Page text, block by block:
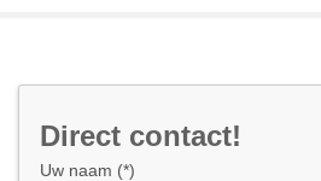
Direct contact!
Uw naam (*)